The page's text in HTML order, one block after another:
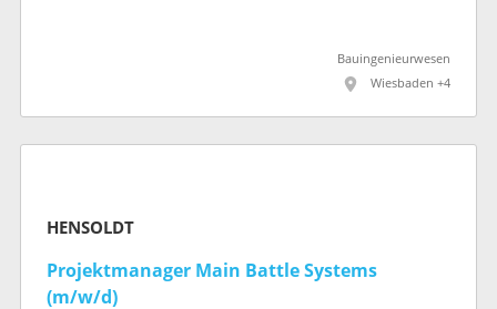
Bauingenieurwesen
Wiesbaden +4
HENSOLDT
Projektmanager Main Battle Systems
(m/w/d)